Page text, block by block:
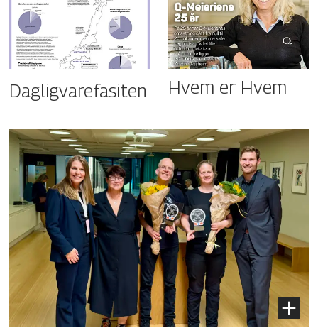
Dagligvarefasiten Hvem er Hvem